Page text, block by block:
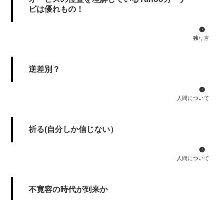
ビは優れもの！
独り言
逆差別？
人間について
祈る(自分しか信じない）
人間について
不寛容の時代が到来か